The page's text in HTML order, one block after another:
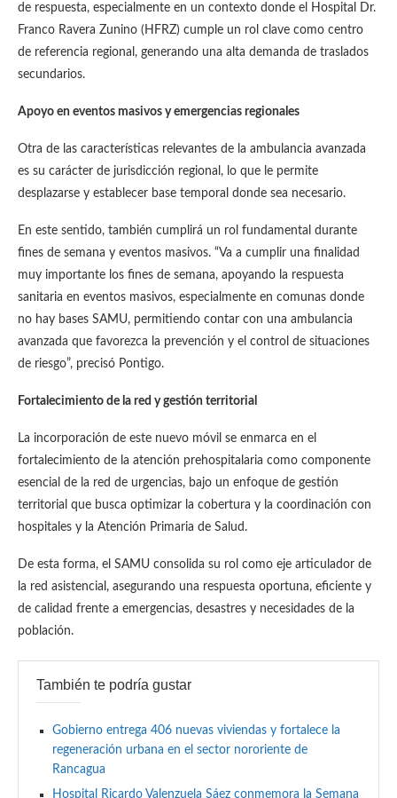
de respuesta, especialmente en un contexto donde el Hospital Dr.
Franco Ravera Zunino (HFRZ) cumple un rol clave como centro
de referencia regional, generando una alta demanda de traslados
secundarios.
Apoyo en eventos masivos y emergencias regionales
Otra de las características relevantes de la ambulancia avanzada
es su carácter de jurisdicción regional, lo que le permite
desplazarse y establecer base temporal donde sea necesario.
En este sentido, también cumplirá un rol fundamental durante
fines de semana y eventos masivos. “Va a cumplir una finalidad
muy importante los fines de semana, apoyando la respuesta
sanitaria en eventos masivos, especialmente en comunas donde
no hay bases SAMU, permitiendo contar con una ambulancia
avanzada que favorezca la prevención y el control de situaciones
de riesgo”, precisó Pontigo.
Fortalecimiento de la red y gestión territorial
La incorporación de este nuevo móvil se enmarca en el
fortalecimiento de la atención prehospitalaria como componente
esencial de la red de urgencias, bajo un enfoque de gestión
territorial que busca optimizar la cobertura y la coordinación con
hospitales y la Atención Primaria de Salud.
De esta forma, el SAMU consolida su rol como eje articulador de
la red asistencial, asegurando una respuesta oportuna, eficiente y
de calidad frente a emergencias, desastres y necesidades de la
población.
También te podría gustar
Gobierno entrega 406 nuevas viviendas y fortalece la
regeneración urbana en el sector nororiente de
Rancagua
Hospital Ricardo Valenzuela Sáez conmemora la Semana